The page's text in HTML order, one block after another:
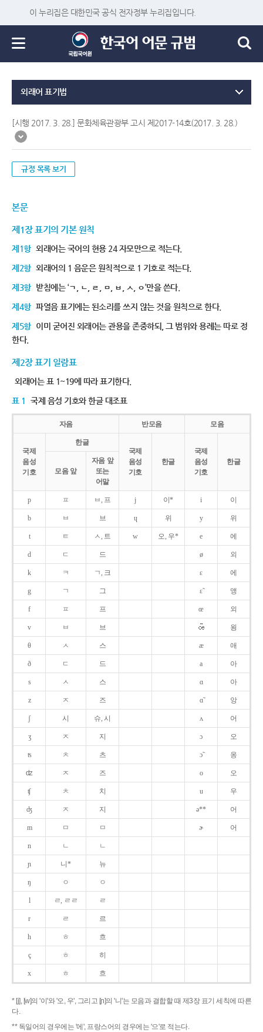
이 누리집은 대한민국 공식 전자정부 누리집입니다.
외래어 표기법
[시행 2017. 3. 28.] 문화체육관광부 고시 제2017-14호(2017. 3. 28.)
규정 목록 보기
본문
제1장 표기의 기본 원칙
제1항 외래어는 국어의 현용 24 자모만으로 적는다.
제2항 외래어의 1 음운은 원칙적으로 1 기호로 적는다.
제3항 받침에는 ‘ㄱ, ㄴ, ㄹ, ㅁ, ㅂ, ㅅ, ㅇ’만을 쓴다.
제4항 파열음 표기에는 된소리를 쓰지 않는 것을 원칙으로 한다.
제5항 이미 굳어진 외래어는 관용을 존중하되, 그 범위와 용례는 따로 정
한다.
제2장 표기 일람표
외래어는 표 1~19에 따라 표기한다.
표 1 국제 음성 기호와 한글 대조표
자음 반모음 모음
국제
음성
기호
한글
국제
음성
기호
한글
국제
음성
기호
한글
모음 앞
자음 앞
또는
어말
p ㅍ ㅂ, 프 j 이* i 이
b ㅂ 브 ɥ 위 y 위
t ㅌ ㅅ, 트 w 오, 우* e 에
d ㄷ 드 ø 외
k ㅋ ㄱ, 크 ɛ 에
g ㄱ 그 ɛ̃ 앵
f ㅍ 프 œ 외
v ㅂ 브 욍
θ ㅅ 스 æ 애
ð ㄷ 드 a 아
s ㅅ 스 ɑ 아
z ㅈ 즈 ɑ̃ 앙
ʃ 시 슈, 시 ʌ 어
ʒ ㅈ 지 ɔ 오
ʦ ㅊ 츠 ɔ̃ 옹
ʣ ㅈ 즈 o 오
ʧ ㅊ 치 u 우
ʤ ㅈ 지 ə** 어
m ㅁ ㅁ ɚ 어
n ㄴ ㄴ
ɲ 니* 뉴
ŋ ㅇ ㅇ
l ㄹ, ㄹㄹ ㄹ
r ㄹ 르
h ㅎ 흐
ç ㅎ 히
x ㅎ 흐
* [j], [w]의 '이'와 '오, 우', 그리고 [ɲ]의 '니'는 모음과 결합할 때 제3장 표기 세칙에 따른
다.
** 독일어의 경우에는 '에', 프랑스어의 경우에는 '으'로 적는다.